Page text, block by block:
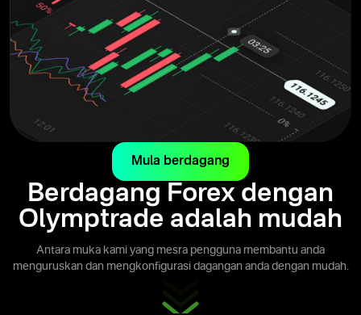
Mula berdagang
Berdagang Forex dengan
Olymptrade adalah mudah
Antara muka kami yang mesra pengguna membantu anda
menguruskan dan mengkonfigurasi dagangan anda dengan mudah.